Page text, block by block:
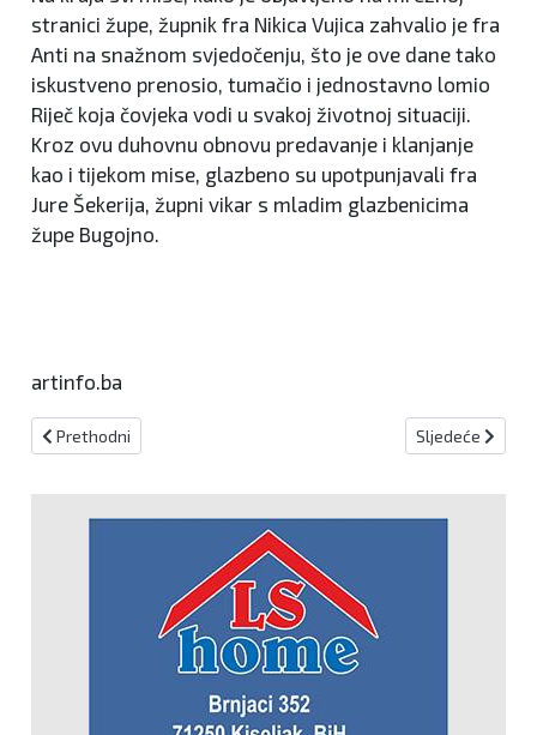
stranici župe, župnik fra Nikica Vujica zahvalio je fra
Anti na snažnom svjedočenju, što je ove dane tako
iskustveno prenosio, tumačio i jednostavno lomio
Riječ koja čovjeka vodi u svakoj životnoj situaciji.
Kroz ovu duhovnu obnovu predavanje i klanjanje
kao i tijekom mise, glazbeno su upotpunjavali fra
Jure Šekerija, župni vikar s mladim glazbenicima
župe Bugojno.
artinfo.ba
Prethodni članak: Kard. Puljić predvodio misu zahvalnicu
Prethodni Sljedeći
Sljedeće